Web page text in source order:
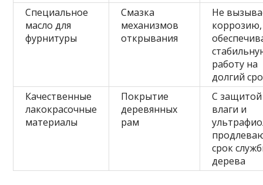
Специальное
масло для
фурнитуры
Смазка
механизмов
открывания
Не
коррозию,
работу на
долгий
Качественные
лакокрасочные
материалы
Покрытие
деревянных
рам
С
влаги и
срок
дерева